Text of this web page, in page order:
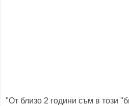
"От близо 2 години съм в този